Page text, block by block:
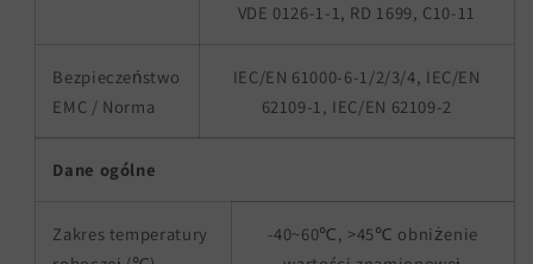
VDE 0126-1-1, RD 1699, C10-11
Bezpieczeństwo
EMC / Norma
IEC/EN 61000-6-1/2/3/4, IEC/EN
62109-1, IEC/EN 62109-2
Dane ogólne
Zakres temperatury
-40~60℃, >45℃ obniżenie